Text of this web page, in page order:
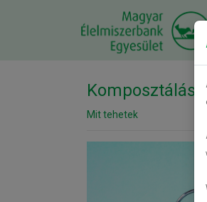
Komposztálás
Mit tehetek